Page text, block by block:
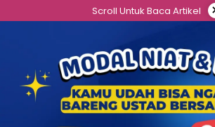
to
Scroll Untuk Baca Artikel